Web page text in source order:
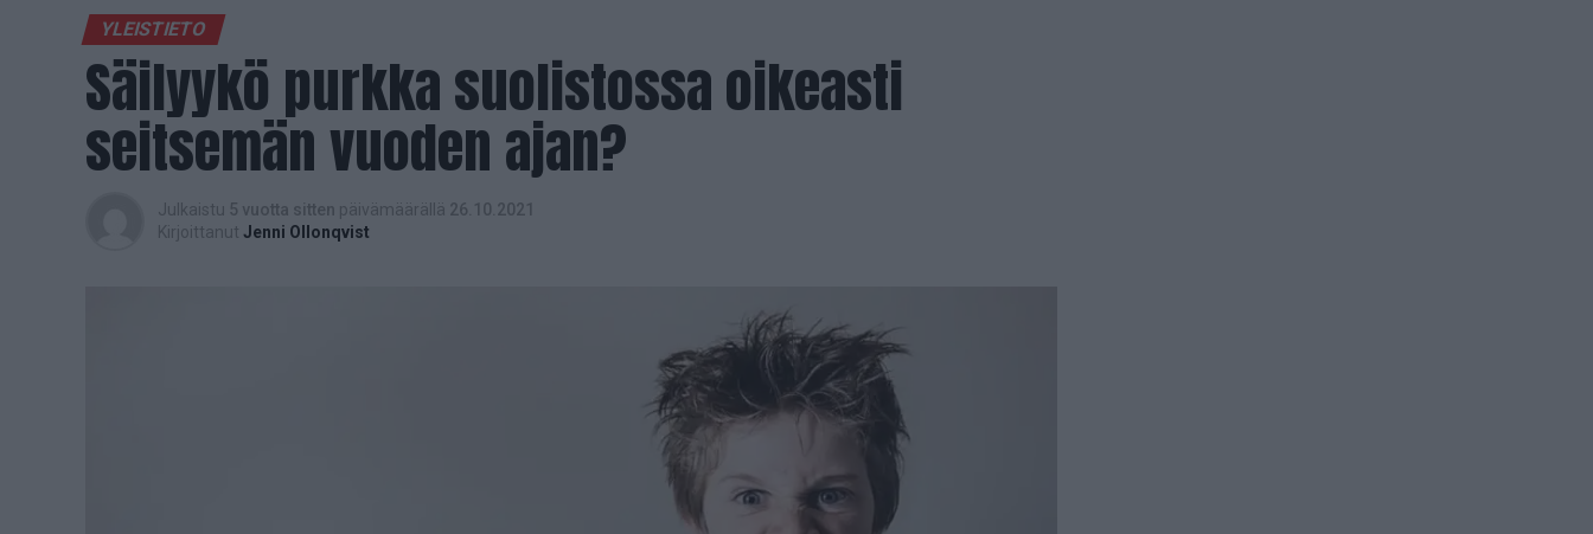
YLEISTIETO
Säilyykö purkka suolistossa oikeasti
seitsemän vuoden ajan?
Julkaistu 5 vuotta sitten päivämäärällä 26.10.2021
Kirjoittanut Jenni Ollonqvist